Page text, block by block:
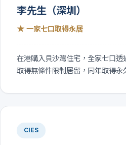
李先生（深圳）
★ 一家七口取得永居
在港購入貝沙灣住宅，全家七口透
取得無條件限制居留，同年取得永
CIES